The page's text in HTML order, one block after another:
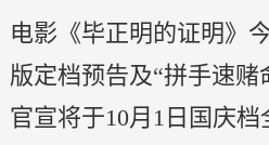
电影《毕正明的证明》
版定档预告及“拼手速赌
官宣将于10月1日国庆